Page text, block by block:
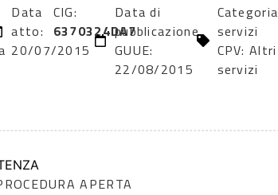
Data
atto:
20/07/2015
CIG:
6370324DA7
Data di
pubblicazione
GUUE:
22/08/2015
Categoria
servizi
CPV: Altri
servizi
APERTA